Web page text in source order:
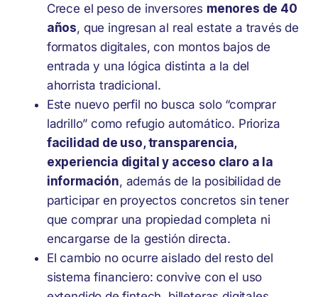
Crece el peso de inversores menores de 40
años, que ingresan al real estate a través de
formatos digitales, con montos bajos de
entrada y una lógica distinta a la del
ahorrista tradicional.
Este nuevo perfil no busca solo “comprar
ladrillo” como refugio automático. Prioriza
facilidad de uso, transparencia,
experiencia digital y acceso claro a la
información, además de la posibilidad de
participar en proyectos concretos sin tener
que comprar una propiedad completa ni
encargarse de la gestión directa.
El cambio no ocurre aislado del resto del
sistema financiero: convive con el uso